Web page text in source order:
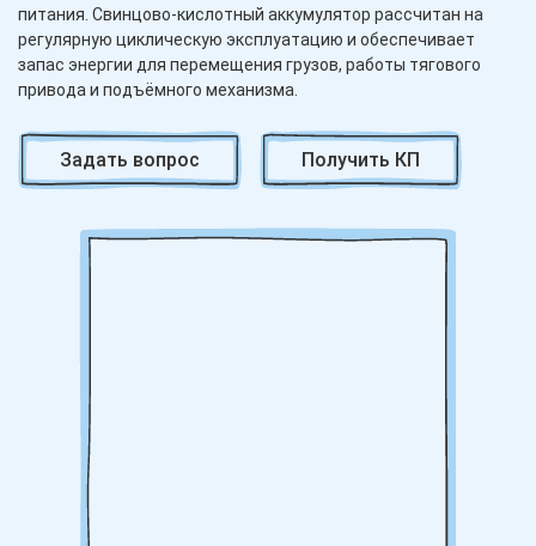
питания. Свинцово-кислотный аккумулятор рассчитан на
регулярную циклическую эксплуатацию и обеспечивает
запас энергии для перемещения грузов, работы тягового
привода и подъёмного механизма.
Батарея напряжением 48 В состоит из 24 последовательно
соединённых аккумуляторных элементов. Номинальная
энергоёмкость составляет около 29,8 кВт·ч, однако
массы грузов, частоты и высоты подъёма, длины маршрутов,
состояния электроприводов и интенсивности смены.
техники и данным заводской таблички.
Свинцово-кислотная тяговая батарея требует правильного
режима зарядки, контроля уровня электролита,
поддержания чистоты корпуса и соединений. При
Задать вопрос Получить КП